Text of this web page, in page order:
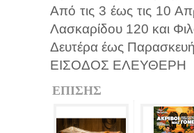
Από τις 3 έως τις 10
Λασκαρίδου 120 και
Δευτέρα έως
ΕΙΣΟΔΟΣ ΕΛΕΥΘΕΡΗ
ΕΠΙΣΗΣ